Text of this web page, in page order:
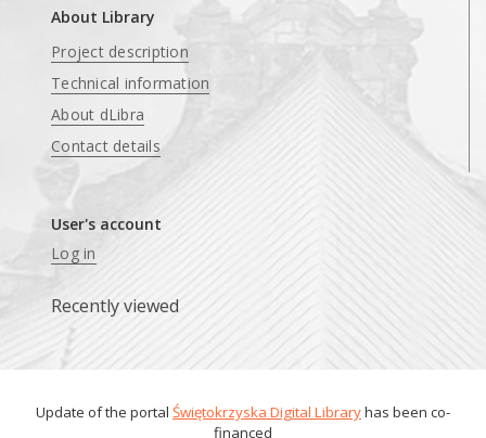
About Library
Project description
Technical information
About dLibra
Contact details
User's account
Log in
Recently viewed
Update of the portal Świętokrzyska Digital Libraryhas been co-
financed